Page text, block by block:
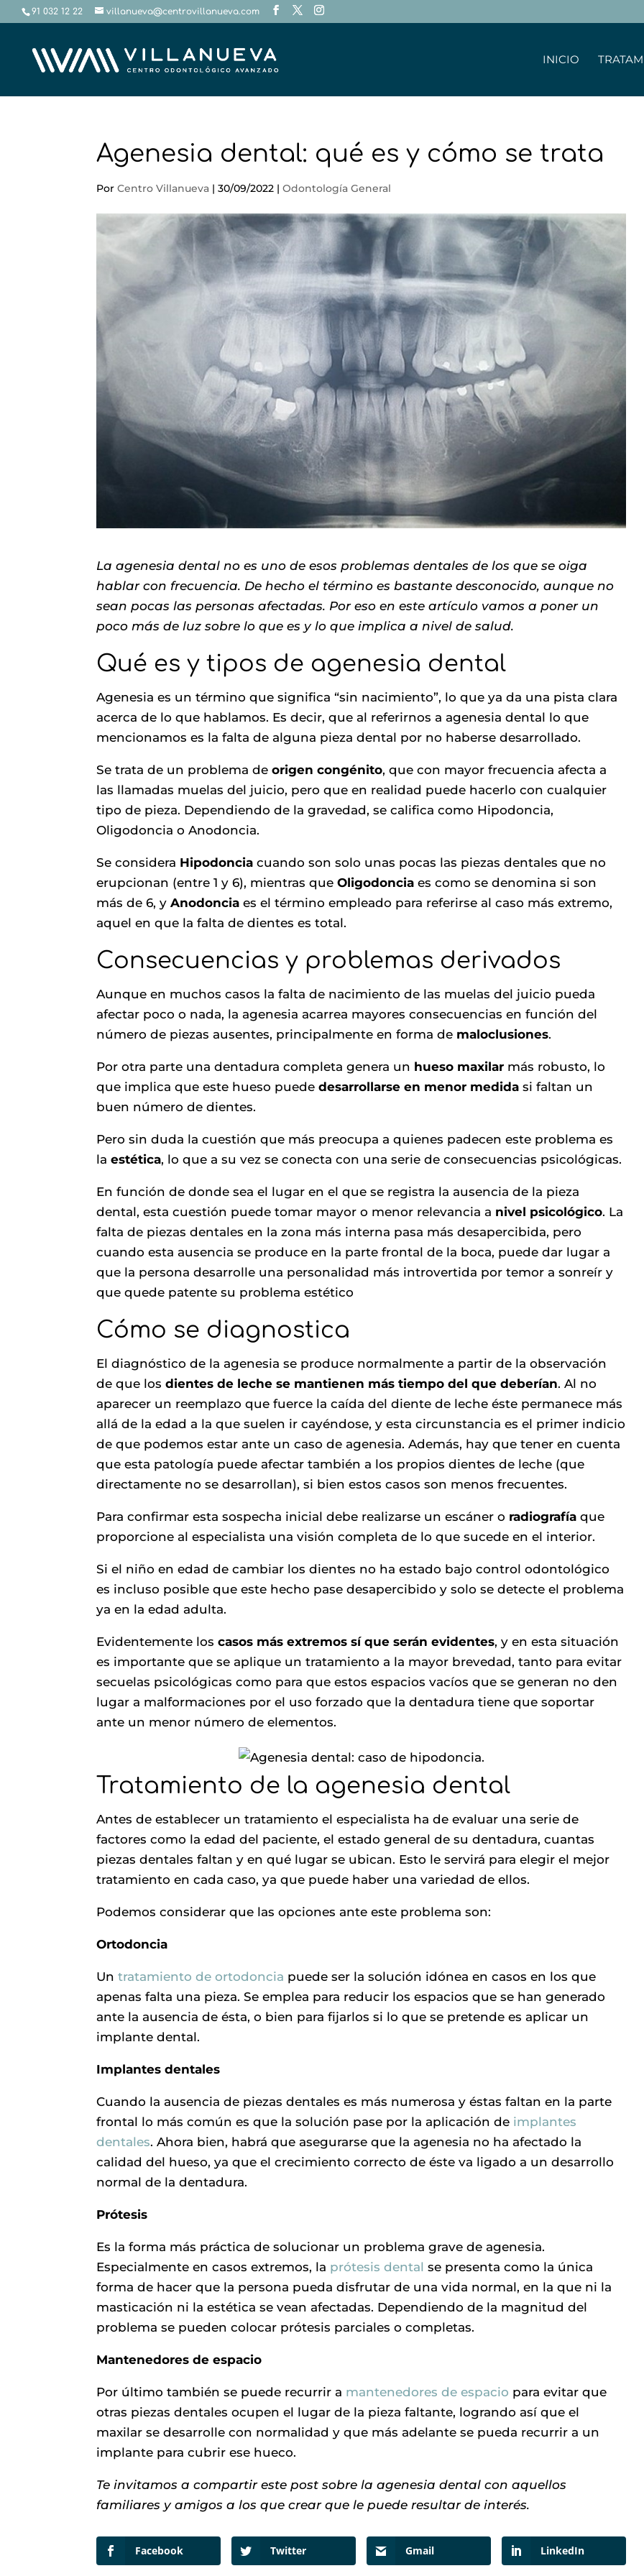
91 032 12 22 villanueva@centrovillanueva.com
INICIO
Agenesia dental: qué es y cómo se trata
PorCentro Villanueva |30/09/2022 |Odontología General
La agenesia dental no es uno de esos problemas dentales de los que se oiga
hablar con frecuencia. De hecho el término es bastante desconocido, aunque no
sean pocas las personas afectadas. Por eso en este artículo vamos a poner un
poco más de luz sobre lo que es y lo que implica a nivel de salud.
Qué es y tipos de agenesia dental
Agenesia es un término que significa “sin nacimiento”, lo que ya da una pista clara
acerca de lo que hablamos. Es decir, que al referirnos a agenesia dental lo que
mencionamos es la falta de alguna pieza dental por no haberse desarrollado.
Se trata de un problema deorigen congénito, que con mayor frecuencia afecta a
las llamadas muelas del juicio, pero que en realidad puede hacerlo con cualquier
tipo de pieza. Dependiendo de la gravedad, se califica como Hipodoncia,
Oligodoncia o Anodoncia.
Se considera Hipodoncia cuando son solo unas pocas las piezas dentales que no
erupcionan (entre 1 y 6), mientras queOligodoncia es como se denomina si son
más de 6, yAnodoncia es el término empleado para referirse al caso más extremo,
aquel en que la falta de dientes es total.
Consecuencias y problemas derivados
Aunque en muchos casos la falta de nacimiento de las muelas del juicio pueda
afectar poco o nada, la agenesia acarrea mayores consecuencias en función del
número de piezas ausentes, principalmente en forma de maloclusiones.
Por otra parte una dentadura completa genera un hueso maxilar más robusto, lo
que implica que este hueso puededesarrollarse en menor medidasi faltan un
buen número de dientes.
Pero sin duda la cuestión que más preocupa a quienes padecen este problema es
la estética, lo que a su vez se conecta con una serie de consecuencias psicológicas.
En función de donde sea el lugar en el que se registra la ausencia de la pieza
dental, esta cuestión puede tomar mayor o menor relevancia a nivel psicológico. La
falta de piezas dentales en la zona más interna pasa más desapercibida, pero
cuando esta ausencia se produce en la parte frontal de la boca, puede dar lugar a
que la persona desarrolle una personalidad más introvertida por temor a sonreír y
que quede patente su problema estético
Cómo se diagnostica
El diagnóstico de la agenesia se produce normalmente a partir de la observación
de que losdientes de leche se mantienen más tiempo del que deberían. Al no
aparecer un reemplazo que fuerce la caída del diente de leche éste permanece más
allá de la edad a la que suelen ir cayéndose, y esta circunstancia es el primer indicio
de que podemos estar ante un caso de agenesia. Además, hay que tener en cuenta
que esta patología puede afectar también a los propios dientes de leche (que
directamente no se desarrollan), si bien estos casos son menos frecuentes.
Para confirmar esta sospecha inicial debe realizarse un escáner o radiografía que
proporcione al especialista una visión completa de lo que sucede en el interior.
Si el niño en edad de cambiar los dientes no ha estado bajo control odontológico
es incluso posible que este hecho pase desapercibido y solo se detecte el problema
ya en la edad adulta.
Evidentemente los casos más extremos sí que serán evidentes, y en esta situación
es importante que se aplique un tratamiento a la mayor brevedad, tanto para evitar
secuelas psicológicas como para que estos espacios vacíos que se generan no den
lugar a malformaciones por el uso forzado que la dentadura tiene que soportar
ante un menor número de elementos.
Tratamiento de la agenesia dental
Antes de establecer un tratamiento el especialista ha de evaluar una serie de
factores como la edad del paciente, el estado general de su dentadura, cuantas
piezas dentales faltan y en qué lugar se ubican. Esto le servirá para elegir el mejor
tratamiento en cada caso, ya que puede haber una variedad de ellos.
Podemos considerar que las opciones ante este problema son:
Ortodoncia
Un tratamiento de ortodoncia puede ser la solución idónea en casos en los que
apenas falta una pieza. Se emplea para reducir los espacios que se han generado
ante la ausencia de ésta, o bien para fijarlos si lo que se pretende es aplicar un
implante dental.
Implantes dentales
Cuando la ausencia de piezas dentales es más numerosa y éstas faltan en la parte
frontal lo más común es que la solución pase por la aplicación de implantes
dentales. Ahora bien, habrá que asegurarse que la agenesia no ha afectado la
calidad del hueso, ya que el crecimiento correcto de éste va ligado a un desarrollo
normal de la dentadura.
Prótesis
Es la forma más práctica de solucionar un problema grave de agenesia.
Especialmente en casos extremos, la prótesis dental se presenta como la única
forma de hacer que la persona pueda disfrutar de una vida normal, en la que ni la
masticación ni la estética se vean afectadas. Dependiendo de la magnitud del
problema se pueden colocar prótesis parciales o completas.
Mantenedores de espacio
Por último también se puede recurrir a mantenedores de espacio para evitar que
otras piezas dentales ocupen el lugar de la pieza faltante, logrando así que el
maxilar se desarrolle con normalidad y que más adelante se pueda recurrir a un
implante para cubrir ese hueco.
Te invitamos a compartir este post sobre la agenesia dental con aquellos
familiares y amigos a los que crear que le puede resultar de interés.
Facebook Twitter Gmail LinkedIn